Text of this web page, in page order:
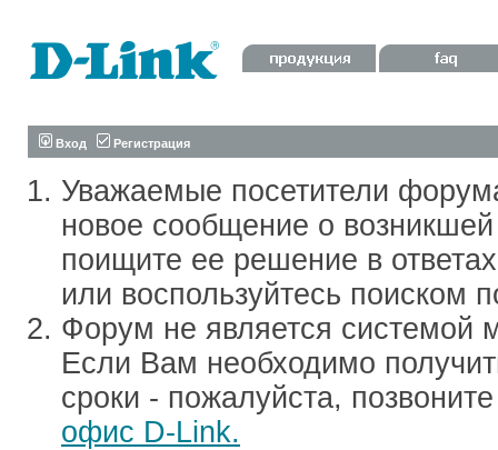
Вход Регистрация
Уважаемые посетители
новое сообщение о
поищите ее решение в
или воспользуйтесь поиском
Форум не является системой
Если Вам необходимо
сроки - пожалуйста,
офис D-Link.